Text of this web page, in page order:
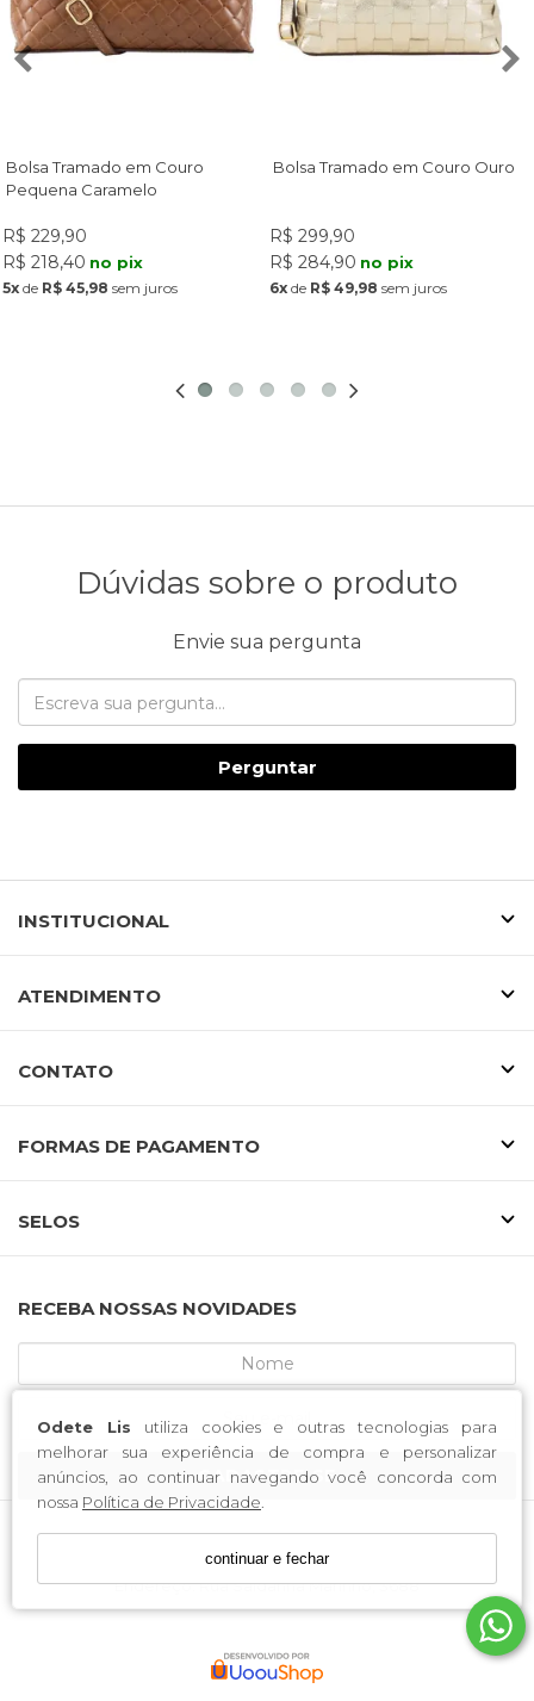
Odete Lis utiliza cookies e outras tecnologias para
melhorar sua experiência de compra e personalizar
anúncios, ao continuar navegando você concorda com
nossa Política de Privacidade.
continuar e fechar
Bolsa Tramado em Couro
Pequena Caramelo
R$ 229,90
R$ 218,40 no pix
5x de R$ 45,98 sem juros
Bolsa Tramado em Couro Ouro
R$ 299,90
R$ 284,90 no pix
6x de R$ 49,98 sem juros
Dúvidas sobre o produto
Envie sua pergunta
Perguntar
INSTITUCIONAL
ATENDIMENTO
CONTATO
FORMAS DE PAGAMENTO
SELOS
RECEBA NOSSAS NOVIDADES
CADASTRE-SE
MCA CALCADOS / CNPJ: 52.233.219/0001-34
Endereço: Rua Saldanha Marinho, 3688